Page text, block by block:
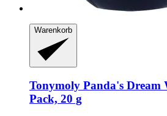
Warenkorb
Tonymoly Panda's Dream
Pack, 20 g